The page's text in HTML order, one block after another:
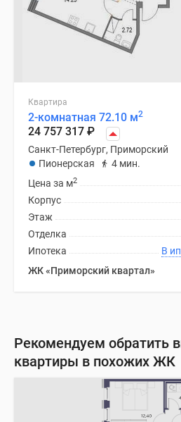
Квартира
2-комнатная 72.10 м2
24 757 317 ₽
Санкт-Петербург, Приморский
Пионерская
4 мин.
Цена за м2
Корпус
Этаж
Отделка
Ипотека
ЖК «Приморский квартал»
Рекомендуем обратить
квартиры в похожих ЖК